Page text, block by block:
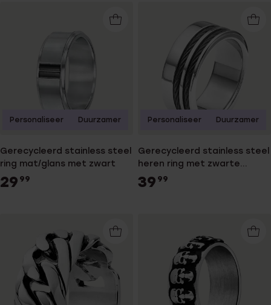
Gerecycleerd stainless steel
ring mat/glans met zwart
29 99
Personaliseer Duurzamer
Gerecycleerd stainless steel
heren ring met zwarte
kabels
39 99
Personaliseer Duurzamer